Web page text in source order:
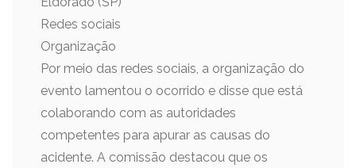
Redes sociais
Organização
Por meio das redes sociais, a organização do
evento lamentou o ocorrido e disse que está
colaborando com as autoridades
competentes para apurar as causas do
acidente. A comissão destacou que os